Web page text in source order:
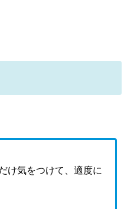
け気をつけて、適度に